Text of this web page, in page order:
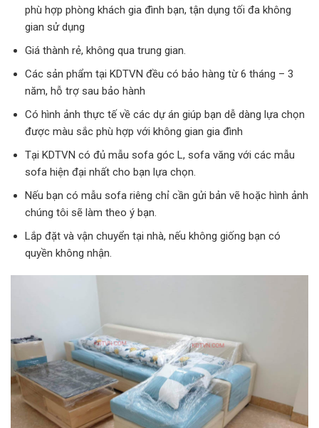
phù hợp phòng khách gia đình bạn, tận dụng tối đa không
gian sử dụng
Giá thành rẻ, không qua trung gian.
Các sản phẩm tại KDTVN đều có bảo hàng từ 6 tháng – 3
năm, hỗ trợ sau bảo hành
Có hình ảnh thực tế về các dự án giúp bạn dễ dàng lựa chọn
được màu sắc phù hợp với không gian gia đình
Tại KDTVN có đủ mẫu sofa góc L, sofa văng với các mẫu
sofa hiện đại nhất cho bạn lựa chọn.
Nếu bạn có mẫu sofa riêng chỉ cần gửi bản vẽ hoặc hình ảnh
chúng tôi sẽ làm theo ý bạn.
Lắp đặt và vận chuyển tại nhà, nếu không giống bạn có
quyền không nhận.